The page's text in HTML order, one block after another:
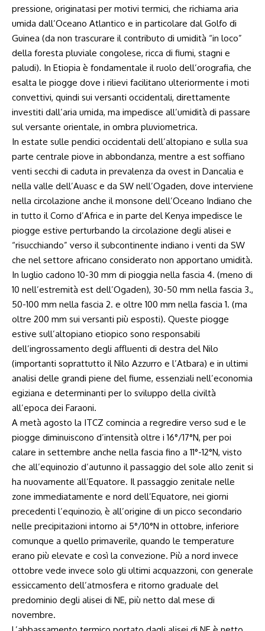
pressione, originatasi per motivi termici, che richiama aria
umida dall’Oceano Atlantico e in particolare dal Golfo di
Guinea (da non trascurare il contributo di umidità “in loco”
della foresta pluviale congolese, ricca di fiumi, stagni e
paludi). In Etiopia è fondamentale il ruolo dell’orografia, che
esalta le piogge dove i rilievi facilitano ulteriormente i moti
convettivi, quindi sui versanti occidentali, direttamente
investiti dall’aria umida, ma impedisce all’umidità di passare
sul versante orientale, in ombra pluviometrica.
In estate sulle pendici occidentali dell’altopiano e sulla sua
parte centrale piove in abbondanza, mentre a est soffiano
venti secchi di caduta in prevalenza da ovest in Dancalia e
nella valle dell’Auasc e da SW nell’Ogaden, dove interviene
nella circolazione anche il monsone dell’Oceano Indiano che
in tutto il Corno d’Africa e in parte del Kenya impedisce le
piogge estive perturbando la circolazione degli alisei e
“risucchiando” verso il subcontinente indiano i venti da SW
che nel settore africano considerato non apportano umidità.
In luglio cadono 10-30 mm di pioggia nella fascia 4. (meno di
10 nell’estremità est dell’Ogaden), 30-50 mm nella fascia 3.,
50-100 mm nella fascia 2. e oltre 100 mm nella fascia 1. (ma
oltre 200 mm sui versanti più esposti). Queste piogge
estive sull’altopiano etiopico sono responsabili
dell’ingrossamento degli affluenti di destra del Nilo
(importanti soprattutto il Nilo Azzurro e l’Atbara) e in ultimi
analisi delle grandi piene del fiume, essenziali nell’economia
egiziana e determinanti per lo sviluppo della civiltà
all’epoca dei Faraoni.
A metà agosto la ITCZ comincia a regredire verso sud e le
piogge diminuiscono d’intensità oltre i 16°/17°N, per poi
calare in settembre anche nella fascia fino a 11°-12°N, visto
che all’equinozio d’autunno il passaggio del sole allo zenit si
ha nuovamente all’Equatore. Il passaggio zenitale nelle
zone immediatamente e nord dell’Equatore, nei giorni
precedenti l’equinozio, è all’origine di un picco secondario
nelle precipitazioni intorno ai 5°/10°N in ottobre, inferiore
comunque a quello primaverile, quando le temperature
erano più elevate e così la convezione. Più a nord invece
ottobre vede invece solo gli ultimi acquazzoni, con generale
essiccamento dell’atmosfera e ritorno graduale del
predominio degli alisei di NE, più netto dal mese di
novembre.